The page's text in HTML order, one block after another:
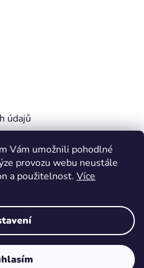
Vám umožnili pohodlné
provozu webu neustále
a použitelnost. Více
údajů
Shoptet